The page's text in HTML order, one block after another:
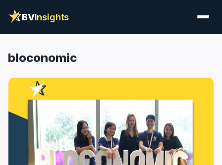
BVInsights
bloconomic